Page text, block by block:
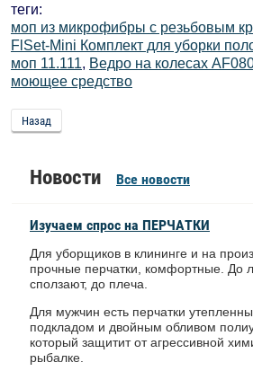
теги:
моп из микрофибры с резьбовым
FlSet-Mini Комплект для уборки
моп 11.111, Ведро на колесах
моющее средство
Назад
Новости Все новости
Изучаем спрос на ПЕРЧАТКИ
Для уборщиков в клининге и на
прочные перчатки, комфортные. До
сползают, до плеча.
Для мужчин есть перчатки
подкладом и двойным обливом
который защитит от агрессивной
рыбалке.